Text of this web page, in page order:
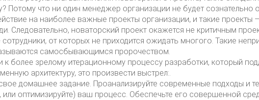
Потому что ни один менеджер организации не будет сознательно
на наиболее важные проекты организации, и такие проекты
Следовательно, новаторский проект окажется не критичным
от которых не приходится ожидать многого. Такие
самосбывающимся пророчеством.
более зрелому итерационному процессу разработки, который
архитектуру, это произвести выстрел:.
домашнее задание. Проанализируйте современные подходы и
или оптимизируйте) ваш процесс. Обеспечьте его совершенной